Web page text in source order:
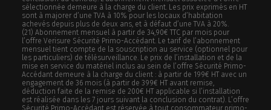
sélectionnée demeure à la charge du client. Les prix exprimés en HT
sont à majorer d’une TVA à 10% pour les locaux d’habitation
achevés depuis plus de deux ans, et à défaut d’une TVA à 20%.
(21) Abonnement mensuel à partir de 34,90€ TTC par mois pour
l’offre Verisure Sécurité Primo-Accédant. Le tarif de l’abonnement
mensuel tient compte de la souscription au service (optionnel pour
les particuliers) de télésurveillance. Le prix de l’installation et de la
mise en service du matériel inclus au sein de l’offre Sécurité Primo-
Accédant demeure à la charge du client : à partir de 199€ HT avec un
engagement de 36 mois (à partir de 399€ HT avant remise,
déduction faite de la remise de 200€ HT applicable si l’installation
est réalisée dans les 7 jours suivant la conclusion du contrat). L’offre
Sécurité Primo-Accédant est réservée à tout consommateur primo-